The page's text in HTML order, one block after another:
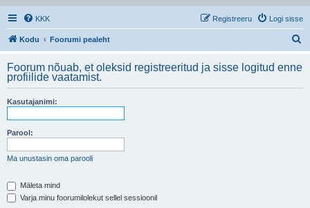
KKK Logi sisse
Registreeru
Kodu Foorumi pealeht
i
Foorum nõuab, et oleksid registreeritud ja sisse logitud enne
profiilide vaatamist.
Kasutajanimi:
Parool:
Ma unustasin oma parooli
Mäleta mind
Varja minu foorumilolekut sellel sessioonil